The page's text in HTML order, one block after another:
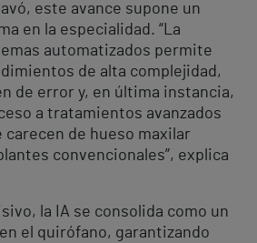
este avance supone un
en la especialidad. “La
automatizados permite
de alta complejidad,
de error y, en última instancia,
a tratamientos avanzados
carecen de hueso maxilar
convencionales”, explica
la IA se consolida como un
el quirófano, garantizando